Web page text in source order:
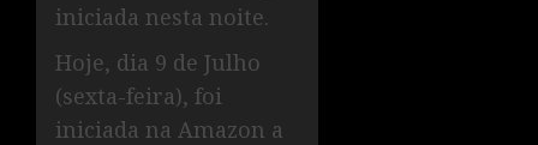
iniciada nesta noite.
Hoje, dia 9 de Julho
(sexta-feira), foi
iniciada na Amazon a